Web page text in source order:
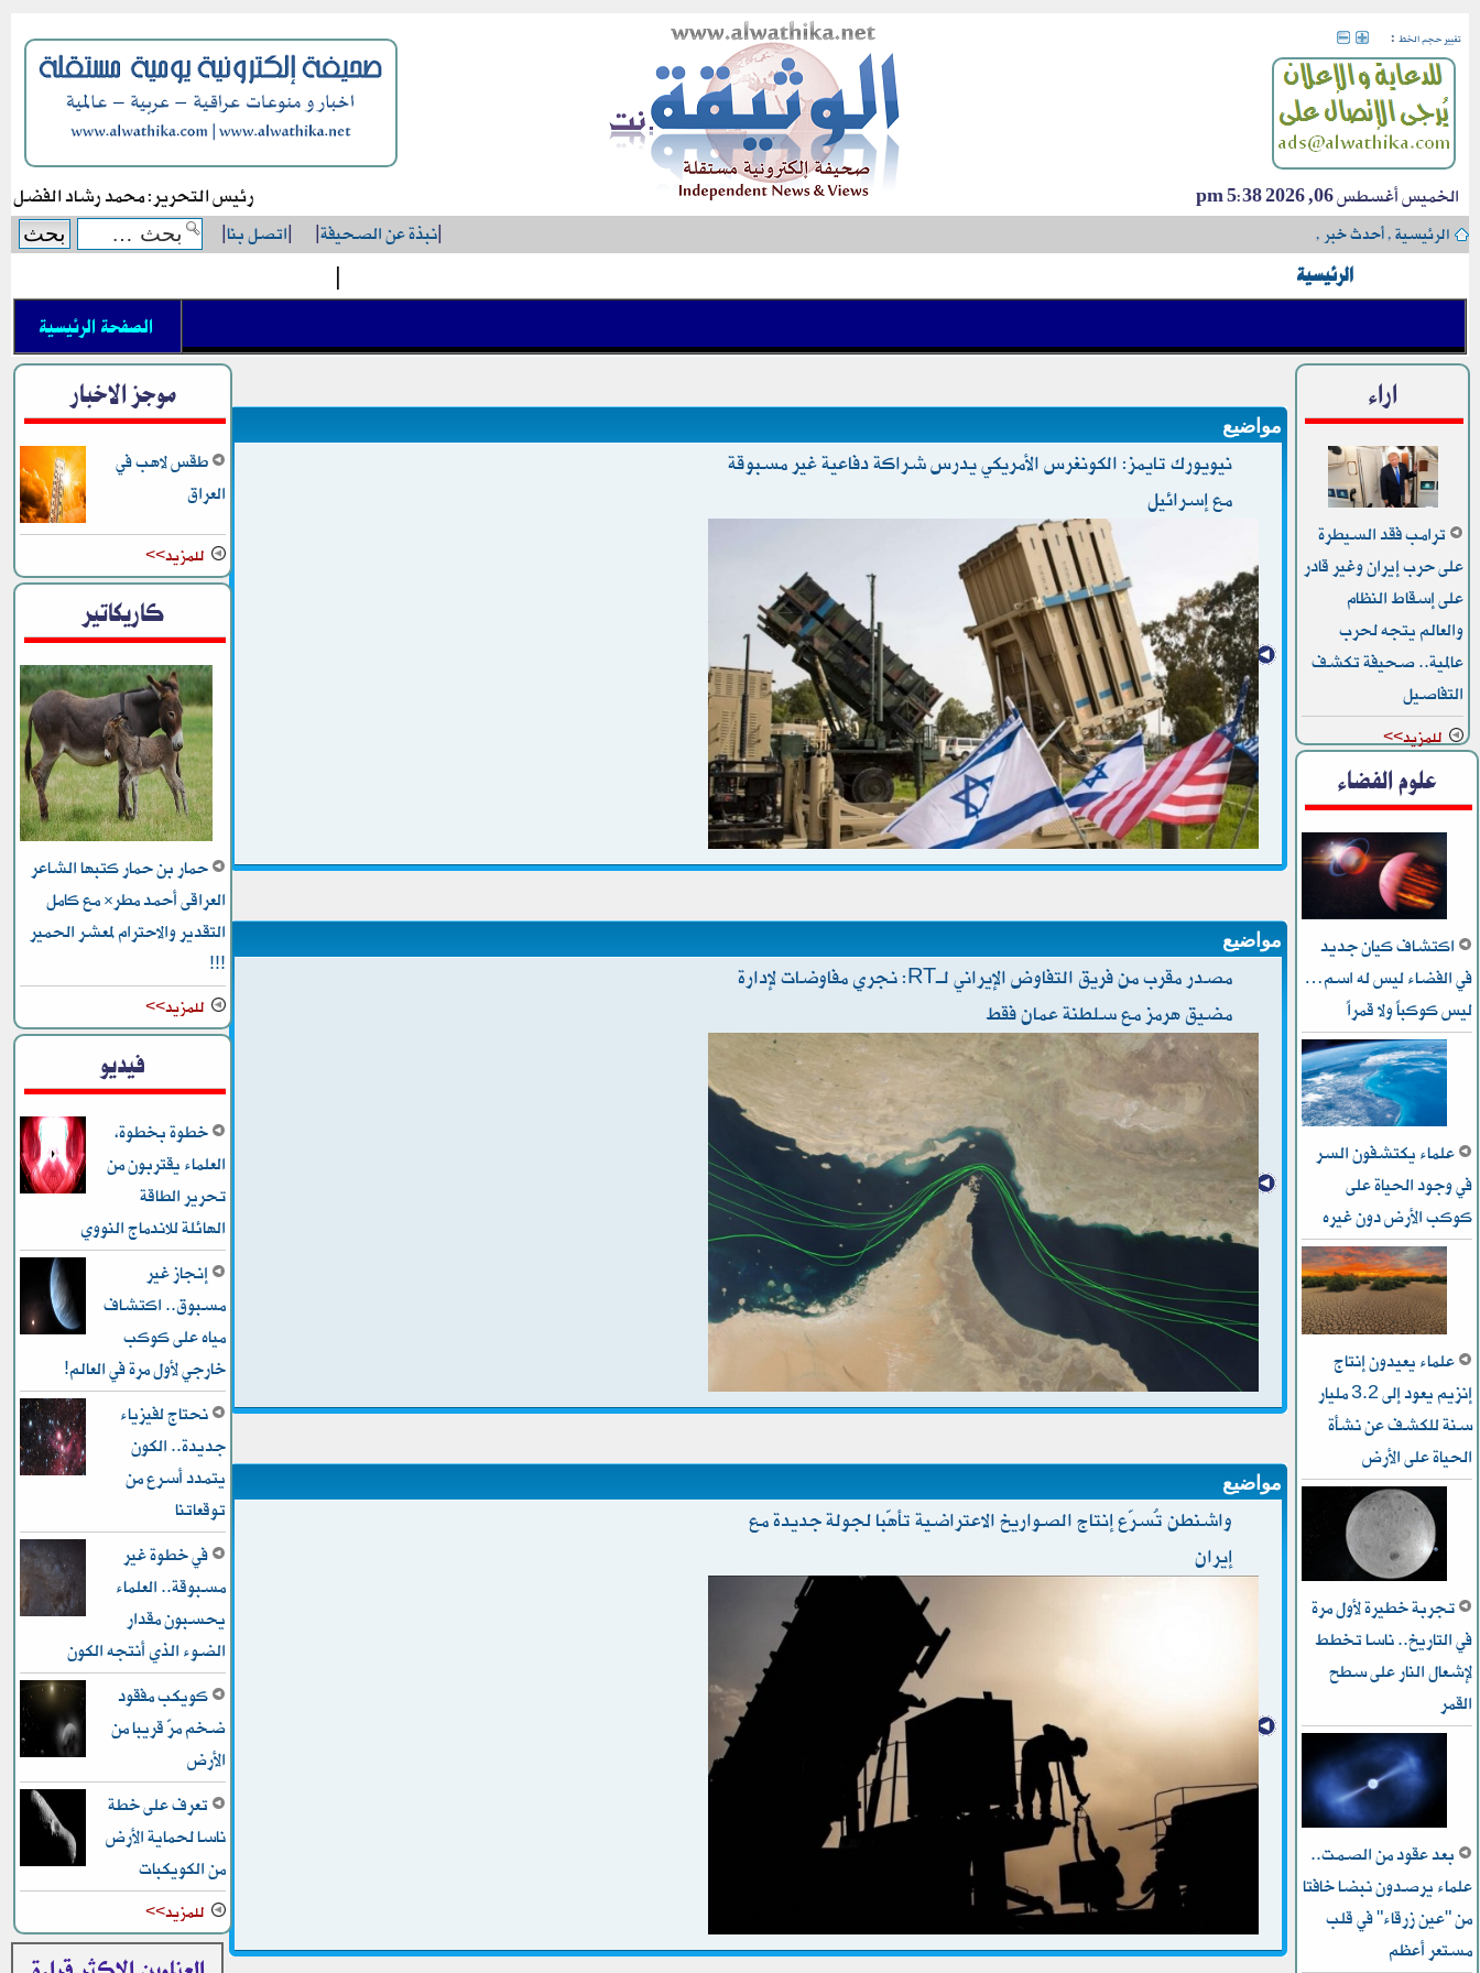
تغيير حجم الخط :
الخميس أغسطس 06, 2026 5:38 pm رئيس التحرير: محمد رشاد الفضل
الرئيسية›أحدث خبر›
|نبذة عن الصحيفة|
|اتصل بنا|
الرئيسية |
الصفحة الرئيسية
اراء
ترامب فقد السيطرة
على حرب إيران وغير قادر
على إسقاط النظام
والعالم يتجه لحرب
عالمية.. صحيفة تكشف
التفاصيل
للمزيد>>
علوم الفضاء
اكتشاف كيان جديد
في الفضاء ليس له اسم…
ليس كوكباً ولا قمراً
علماء يكتشفون السر
في وجود الحياة على
كوكب الأرض دون غيره
علماء يعيدون إنتاج
إنزيم يعود إلى 3.2 مليار
سنة للكشف عن نشأة
الحياة على الأرض
تجربة خطيرة لأول مرة
في التاريخ.. ناسا تخطط
ﻹشعال النار على سطح
القمر
بعد عقود من الصمت..
علماء يرصدون نبضا خافتا
من "عين زرقاء" في قلب
مستعر أعظم
مواضيع
نيويورك تايمز: الكونغرس الأمريكي يدرس شراكة دفاعية غير مسبوقة
مع إسرائيل
مواضيع
مصدر مقرب من فريق التفاوض الإيراني لـRT: نجري مفاوضات لإدارة
مضيق هرمز مع سلطنة عمان فقط
مواضيع
واشنطن تُسرّع إنتاج الصواريخ الاعتراضية تأهّبا لجولة جديدة مع
إيران
موجز الاخبار
طقس لاهب في
العراق
للمزيد>>
كاريكاتير
حمار بن حمار كتبها الشاعر
العراقى أحمد مطر* مع كامل
التقدير والاحترام لمعشر الحمير
!!!
للمزيد>>
فيديو
خطوة بخطوة،
العلماء يقتربون من
تحرير الطاقة
الهائلة للاندماج النووي
إنجاز غير
مسبوق.. اكتشاف
مياه على كوكب
خارجي لأول مرة في العالم!
نحتاج لفيزياء
جديدة.. الكون
يتمدد أسرع من
توقعاتنا
في خطوة غير
مسبوقة.. العلماء
يحسبون مقدار
الضوء الذي أنتجه الكون
كويكب مفقود
ضخم مرّ قريبا من
الأرض
تعرف على خطة
ناسا لحماية الأرض
من الكويكبات
للمزيد>>